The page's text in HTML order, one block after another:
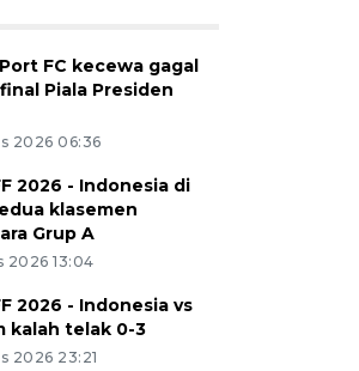
FC kecewa gagal
Piala Presiden
2026 06:36
2026 - Indonesia di
klasemen
Grup A
2026 13:04
2026 - Indonesia vs
kalah telak 0-3
2026 23:21